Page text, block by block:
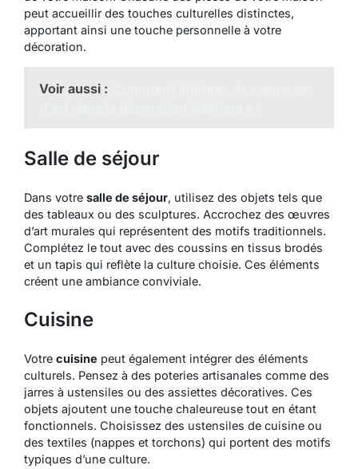
peut accueillir des touches culturelles distinctes,
apportant ainsi une touche personnelle à votre
décoration.
Voir aussi :
Salle de séjour
Dans votre salle de séjour, utilisez des objets tels que
des tableaux ou des sculptures. Accrochez des œuvres
d’art murales qui représentent des motifs traditionnels.
Complétez le tout avec des coussins en tissus brodés
et un tapis qui reflète la culture choisie. Ces éléments
créent une ambiance conviviale.
Cuisine
Votre cuisine peut également intégrer des éléments
culturels. Pensez à des poteries artisanales comme des
jarres à ustensiles ou des assiettes décoratives. Ces
objets ajoutent une touche chaleureuse tout en étant
fonctionnels. Choisissez des ustensiles de cuisine ou
des textiles (nappes et torchons) qui portent des motifs
typiques d’une culture.